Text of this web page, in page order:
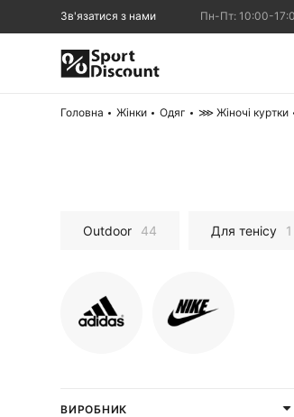
Зв'язатися з нами Пн-Пт: 10:00-
Головна Жінки Одяг ⋙ Жіночі куртки
Outdoor 44 Для тенісу 1
ВИРОБНИК